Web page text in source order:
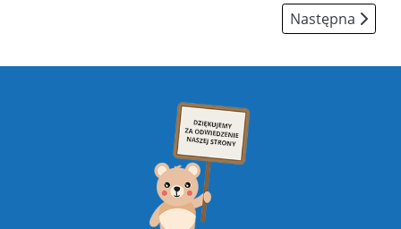
Następna
Następna